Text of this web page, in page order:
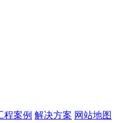
程案例 解决方案 网站地图